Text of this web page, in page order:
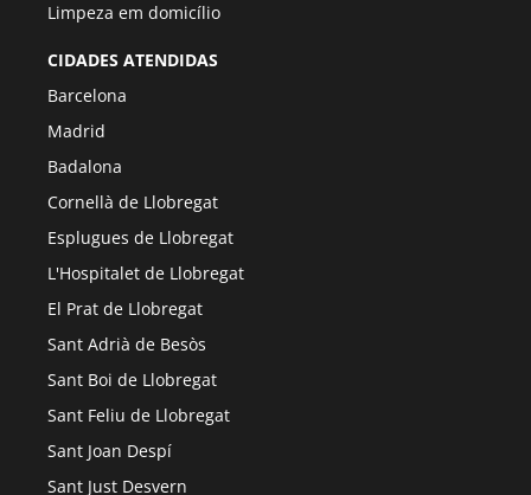
Limpeza em domicílio
CIDADES ATENDIDAS
Barcelona
Madrid
Badalona
Cornellà de Llobregat
Esplugues de Llobregat
L'Hospitalet de Llobregat
El Prat de Llobregat
Sant Adrià de Besòs
Sant Boi de Llobregat
Sant Feliu de Llobregat
Sant Joan Despí
Sant Just Desvern